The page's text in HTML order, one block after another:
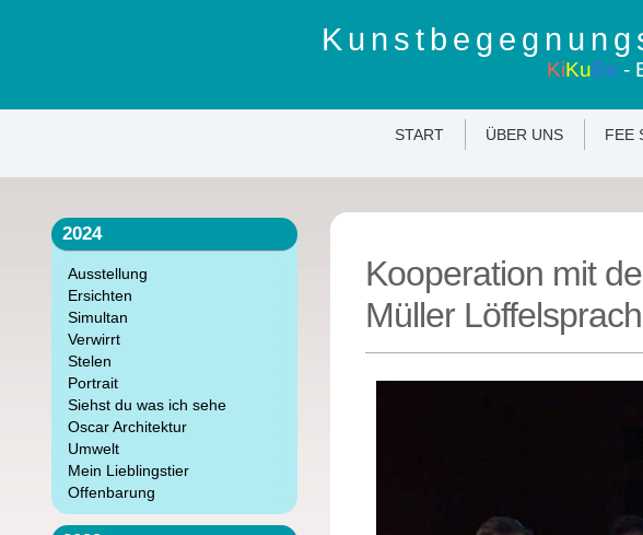
KiKuBa -
START ÜBER UNS FEE
2024
Ausstellung
Ersichten
Simultan
Verwirrt
Stelen
Portrait
Siehst du was ich sehe
Oscar Architektur
Umwelt
Mein Lieblingstier
Offenbarung
Kooperation mit
Müller